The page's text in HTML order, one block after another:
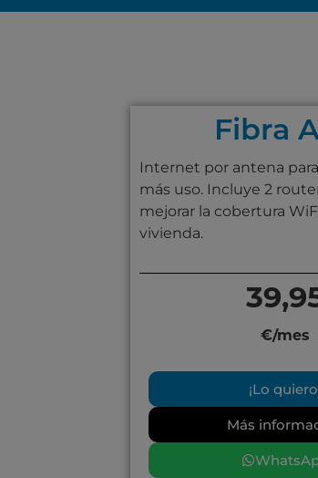
Fibra
Internet por antena
más uso. Incluye 2
mejorar la cobertura
vivienda.
€/mes
¡Lo
Más